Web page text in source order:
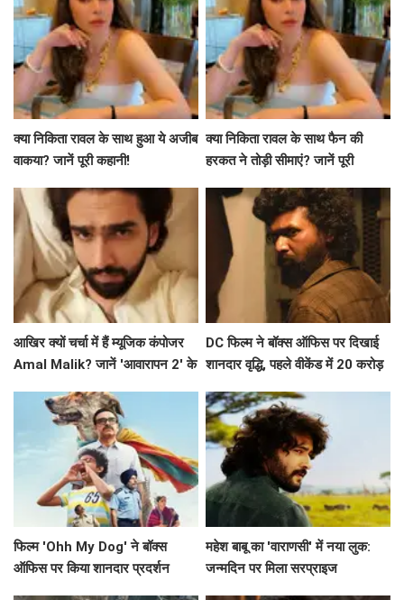
क्या निकिता रावल के साथ हुआ ये अजीब
वाकया? जानें पूरी कहानी!
क्या निकिता रावल के साथ फैन की
हरकत ने तोड़ी सीमाएं? जानें पूरी
आखिर क्यों चर्चा में हैं म्यूजिक कंपोजर
Amal Malik? जानें 'आवारापन 2' के
DC फिल्म ने बॉक्स ऑफिस पर दिखाई
शानदार वृद्धि, पहले वीकेंड में 20 करोड़
फिल्म 'Ohh My Dog' ने बॉक्स
ऑफिस पर किया शानदार प्रदर्शन
महेश बाबू का 'वाराणसी' में नया लुक:
जन्मदिन पर मिला सरप्राइज